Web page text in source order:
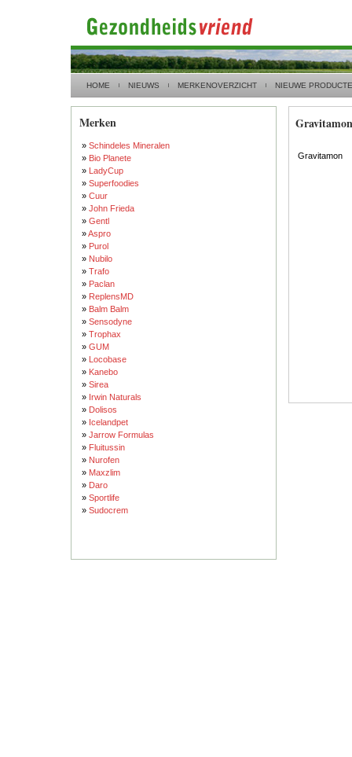
HOME NIEUWS MERKENOVERZICHT NIEUWE
Merken
» Schindeles Mineralen
» Bio Planete
» LadyCup
» Superfoodies
» Cuur
» John Frieda
» Gentl
»Aspro
» Purol
» Nubilo
» Trafo
» Paclan
» ReplensMD
» Balm Balm
» Sensodyne
» Trophax
» GUM
» Locobase
» Kanebo
» Sirea
» Irwin Naturals
» Dolisos
» Icelandpet
» Jarrow Formulas
» Fluitussin
» Nurofen
» Maxzlim
» Daro
» Sportlife
» Sudocrem
Gravitamon
Gravitamon